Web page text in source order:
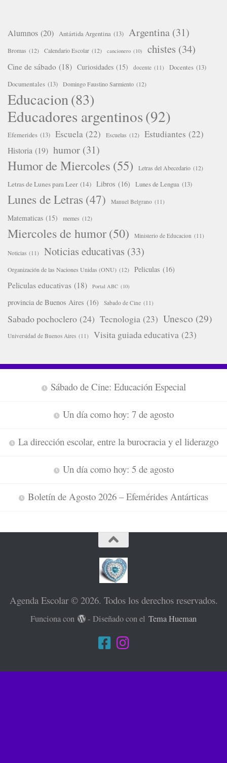
Alumnos (20) Antártida Argentina (13) Argentina (31)
Bromas (12) Calendario Escolar (12) cancionero (10) chistes (34)
Cine de sábado (18) Curiosidades (15) docente (11) Docentes (13)
Documentales (13) Domingo Faustino Sarmiento (12)
Educacion (83)
Educadores argentinos(92)
Efemerides (13) Escuela (22) Escuelas (12) Estudiantes (22)
Historia (19) humor (31)
Humor de Miercoles (55) Letras del Abecedario (12)
Letras de Lunes para Leer (14) Libros (16) Lunes de Lengua (13)
Lunes de Letras (47) Manuel Belgrano (11)
Matematicas (15) memes (12)
Miercoles de humor(50) Ministerio de Educacion (11)
Noticias (11) Noticias educativas (33)
Organización de las Naciones Unidas (ONU) (12) Peliculas (16)
Peliculas educativas (18) Portal ABC (10)
provincia de Buenos Aires (16) Sabado de Cine (11)
Sabado pochoclero (24) Tecnologia (23) Unesco (29)
Universidad de Buenos Aires (11) Visita guiada educativa (23)
Sábado de Cine: Educación Especial
Un día como hoy: 7 de agosto
La dirección escolar, entre la burocracia y el liderazgo
Un día como hoy: 5 de agosto
Boletín de Agosto 2026 – Efemérides Antárticas
Agenda Escolar © 2026. Todos los derechos reservados.
Funciona con - Diseñado con elTema Hueman